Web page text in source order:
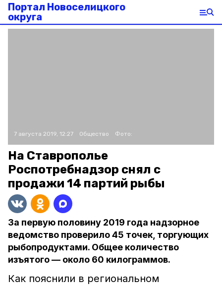
Портал Новоселицкого
округа
7 августа 2019, 12:27 Общество Фото:
На Ставрополье
Роспотребнадзор снял с
продажи 14 партий рыбы
За первую половину 2019 года надзорное
ведомство проверило 45 точек, торгующих
рыбопродуктами. Общее количество
изъятого — около 60 килограммов.
Как пояснили в региональном